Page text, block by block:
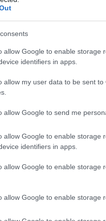
allow Google to enable storage
identifiers in apps.
allow my user data to be sent
allow Google to send me
allow Google to enable storage
identifiers in apps.
allow Google to enable storage
allow Google to enable storage
ZOBACZ WIĘCEJ (21)